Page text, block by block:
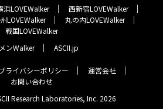
浜LOVEWalker
西新宿LOVEWalker
LOVEWalker
丸の内LOVEWalker
戦国LOVEWalker
ンWalker
ASCII.jp
ライバシーポリシー
運営会社
お問い合わせ
Research Laboratories, Inc. 2026